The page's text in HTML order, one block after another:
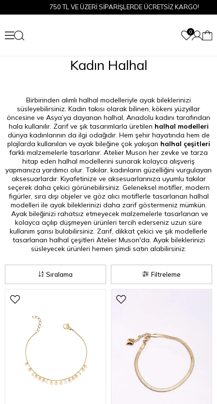
750 TL VE ÜZERİ SİPARİŞLERDE ÜCRETSİZ KARGO!
0
Kadın Halhal
Birbirinden alımlı halhal modelleriyle ayak bileklerinizi
süsleyebilirsiniz. Kadın takısı olarak bilinen, kökeni yüzyıllar
öncesine ve Asya’ya dayanan halhal, Anadolu kadını tarafından
hala kullanılır. Zarif ve şık tasarımlarla üretilen halhal modelleri
dünya kadınlarının da ilgi odağıdır. Hem şehir hayatında hem de
plajlarda kullanılan ve ayak bileğine çok yakışan halhal çeşitleri
farklı malzemelerle tasarlanır. Atelier Muson her zevke ve tarza
hitap eden halhal modellerini sunarak kolayca alışveriş
yapmanıza yardımcı olur. Takılar, kadınların güzelliğini vurgulayan
aksesuarlardır. Kıyafetinize ve aksesuarlarınıza uyumlu takılar
seçerek daha çekici görünebilirsiniz. Geleneksel motifler, modern
figürler, sıra dışı objeler ve göz alıcı motiflerle tasarlanan halhal
modelleri ile ayak bileklerinizi daha zarif göstermeniz mümkün.
Ayak bileğinizi rahatsız etmeyecek malzemelerle tasarlanan ve
kolayca açılıp düşmeyen ürünleri tercih ederseniz uzun süre
kullanım şansı bulabilirsiniz. Zarif, dikkat çekici ve şık modellerle
tasarlanan halhal çeşitleri Atelier Muson'da. Ayak bileklerinizi
süsleyecek ürünleri hemen şimdi satın alabilirsiniz.
Filtreleme
Sıralama